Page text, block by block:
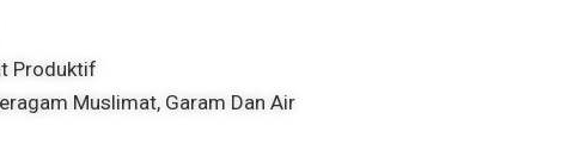
Produktif
Muslimat, Garam Dan Air